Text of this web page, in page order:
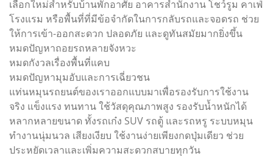
เลือกใหม่สำหรับบ้านพักอาศัย อาคารสำนักงาน โชว์รูม คาเฟ่
โรงแรม หรือพื้นที่ที่มีข้อจำกัดในการกลับรถและจอดรถ ช่วย
ให้การเข้า-ออกสะดวก ปลอดภัย และดูทันสมัยมากยิ่งขึ้น
หมดปัญหาถอยรถหลายจังหวะ
หมดกังวลเรื่องพื้นที่แคบ
หมดปัญหามุมอับและการเฉี่ยวชน
แท่นหมุนรถยนต์ของเราออกแบบมาเพื่อรองรับการใช้งาน
จริง แข็งแรง ทนทาน ใช้วัสดุคุณภาพสูง รองรับน้ำหนักได้
หลากหลายขนาด ทั้งรถเก๋ง SUV รถตู้ และรถหรู ระบบหมุน
ทำงานนุ่มนวล เสียงเงียบ ใช้งานง่ายเพียงกดปุ่มเดียว ช่วย
ประหยัดเวลาและเพิ่มความสะดวกสบายทุกวัน